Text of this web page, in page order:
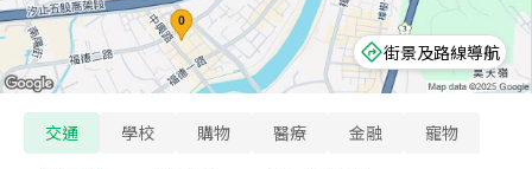
街景及路線導航
交通 學校 購物 醫療 金融 寵物